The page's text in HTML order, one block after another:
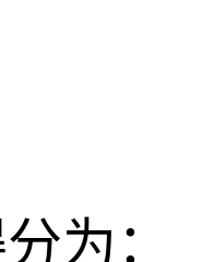
为：